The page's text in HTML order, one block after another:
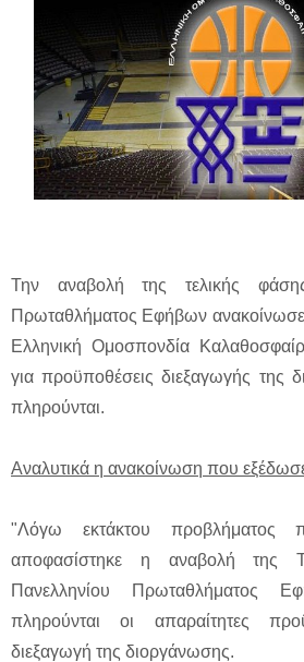
Την αναβολή της τελικής
Πρωταθλήματος Εφήβων
Ελληνική Ομοσπονδία
για προϋποθέσεις διεξαγωγής της
πληρούνται.
Αναλυτικά η ανακοίνωση που
"Λόγω εκτάκτου προβλήματος
αποφασίστηκε η αναβολή της
Πανελληνίου Πρωταθλήματος
πληρούνται οι απαραίτητες
διεξαγωγή της διοργάνωσης.